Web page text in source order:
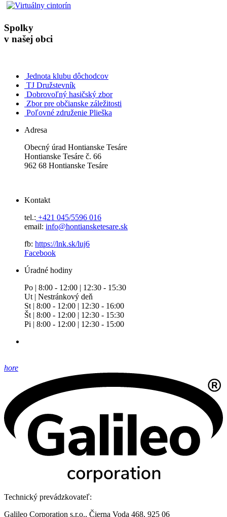
Spolky
v našej obci
Jednota klubu dôchodcov
TJ Družstevník
Dobrovoľný hasičský zbor
Zbor pre občianske záležitosti
Poľovné združenie Plieška
Adresa
Obecný úrad Hontianske Tesáre
Hontianske Tesáre č. 66
962 68 Hontianske Tesáre
Kontakt
tel.: +421 045/5596 016
email: info@hontiansketesare.sk
fb: https://lnk.sk/luj6
Facebook
Úradné hodiny
Po | 8:00 - 12:00 | 12:30 - 15:30
Ut | Nestránkový deň
St | 8:00 - 12:00 | 12:30 - 16:00
Št | 8:00 - 12:00 | 12:30 - 15:30
Pi | 8:00 - 12:00 | 12:30 - 15:00
hore
Technický prevádzkovateľ:
Galileo Corporation s.r.o., Čierna Voda 468, 925 06